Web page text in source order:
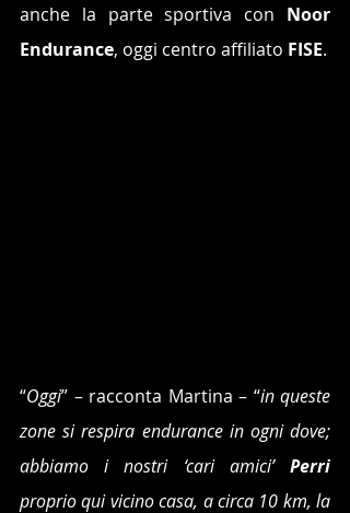
anche la parte sportiva con Noor
Endurance, oggi centro affiliato FISE.
“Oggi” – racconta Martina – “in queste
zone si respira endurance in ogni dove;
abbiamo i nostri ‘cari amici’ Perri
proprio qui vicino casa, a circa 10 km, la